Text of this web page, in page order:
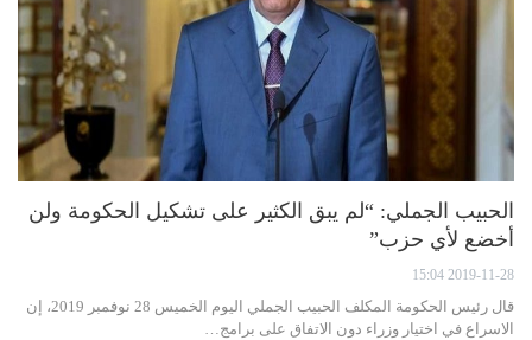
الحبيب الجملي: “لم يبق الكثير على تشكيل الحكومة ولن
أخضع لأي حزب”
2019-11-28 15:04
قال رئيس الحكومة المكلف الحبيب الجملي اليوم الخميس 28 نوفمبر 2019، إن
الاسراع في اختيار وزراء دون الاتفاق على برامج…